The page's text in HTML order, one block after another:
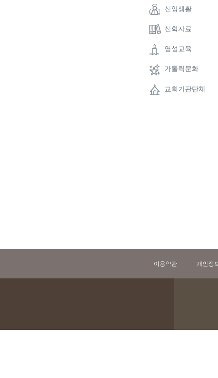
신앙생활
신학자료
영성교육
가톨릭문화
교회기관단체
이용약관 개인정